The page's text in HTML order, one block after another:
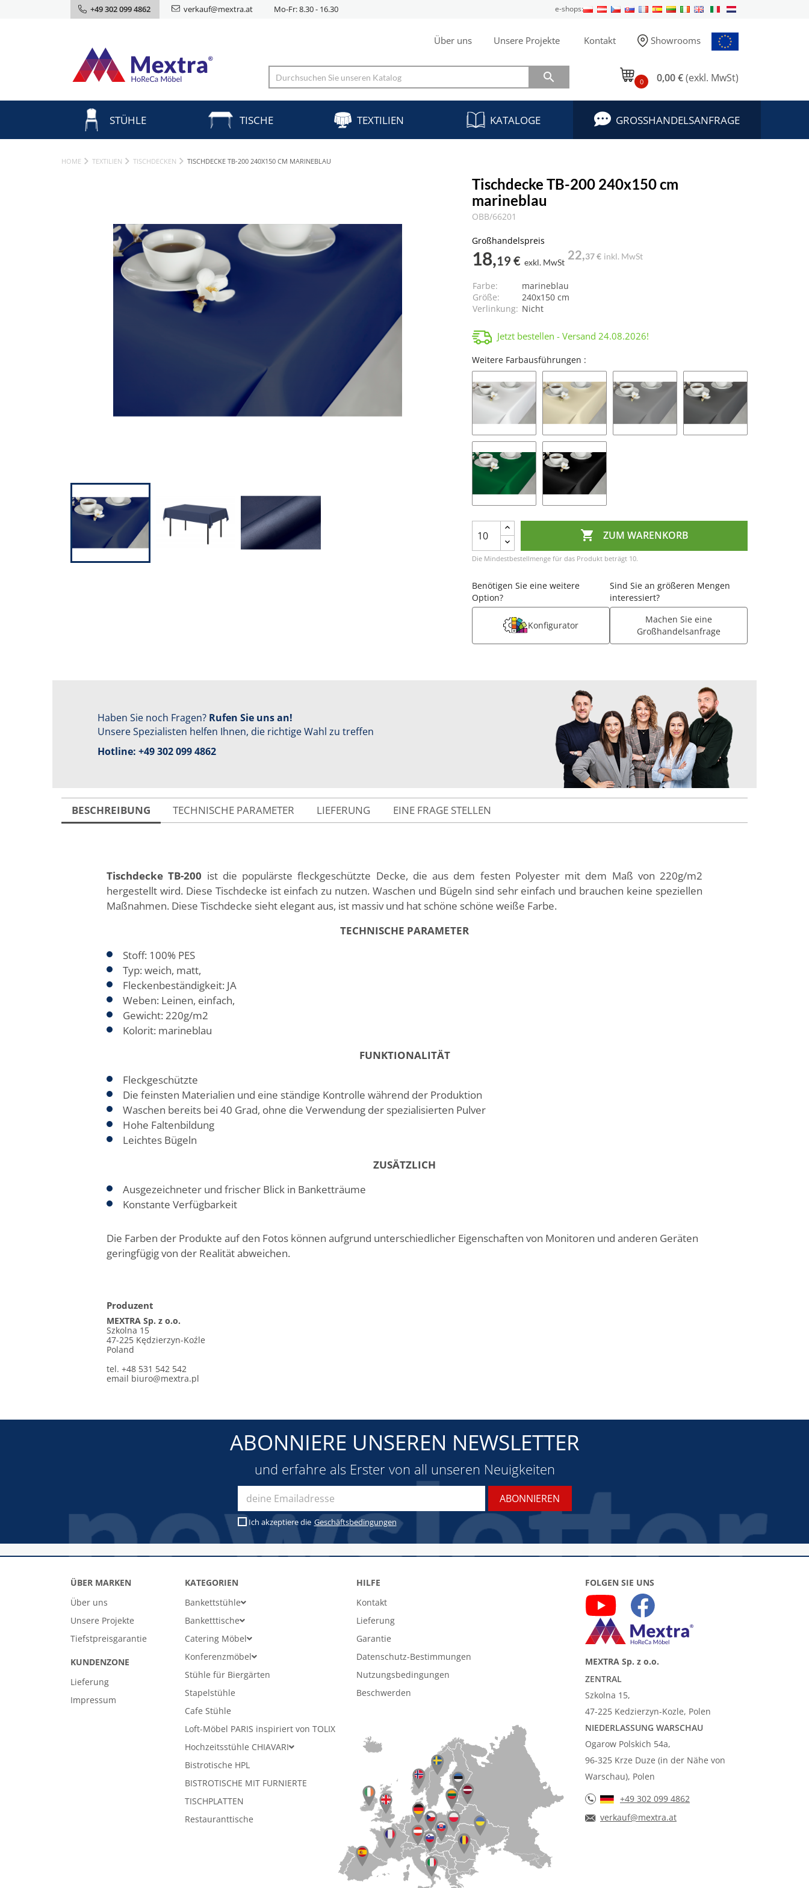
+49 302 099 4862 verkauf@mextra.at Mo-Fr: 8.30 - 16.30 e-shops:
Über uns Unsere Projekte Kontakt Showrooms
 0 0,00 €(exkl. MwSt)
STÜHLE TISCHE TEXTILIEN KATALOGE GROSSHANDELSANFRAGE
HOME TEXTILIEN TISCHDECKEN TISCHDECKE TB-200 240X150 CM MARINEBLAU
Tischdecke TB-200 240x150 cm
marineblau
OBB/66201
Großhandelspreis
18,19 € exkl. MwSt
22,37 € inkl. MwSt
Farbe:
marineblau
Größe:
240x150 cm
Verlinkung: Nicht
Jetzt bestellen - Versand24.08.2026!
Weitere Farbausführungen :
 ZUM WARENKORB
Die Mindestbestellmenge für das Produkt beträgt 10.
Benötigen Sie eine weitere
Option?
Konfigurator
Sind Sie an größeren Mengen
interessiert?
Machen Sie eine
Großhandelsanfrage
Haben Sie noch Fragen? Rufen Sie uns an!
Unsere Spezialisten helfen Ihnen, die richtige Wahl zu treffen
Hotline: +49 302 099 4862
BESCHREIBUNG TECHNISCHE PARAMETER LIEFERUNG EINE FRAGE STELLEN
Tischdecke TB-200 ist die populärste fleckgeschützte Decke, die aus dem festen Polyester mit dem Maß von 220g/m2
hergestellt wird. Diese Tischdecke ist einfach zu nutzen. Waschen und Bügeln sind sehr einfach und brauchen keine speziellen
Maßnahmen. Diese Tischdecke sieht elegant aus, ist massiv und hat schöne schöne weiße Farbe.
TECHNISCHE PARAMETER
Stoff: 100% PES
Typ: weich, matt,
Fleckenbeständigkeit: JA
Weben: Leinen, einfach,
Gewicht: 220g/m2
Kolorit: marineblau
FUNKTIONALITÄT
Fleckgeschützte
Die feinsten Materialien und eine ständige Kontrolle während der Produktion
Waschen bereits bei 40 Grad, ohne die Verwendung der spezialisierten Pulver
Hohe Faltenbildung
Leichtes Bügeln
ZUSÄTZLICH
Ausgezeichneter und frischer Blick in Banketträume
Konstante Verfügbarkeit
Die Farben der Produkte auf den Fotos können aufgrund unterschiedlicher Eigenschaften von Monitoren und anderen Geräten
geringfügig von der Realität abweichen.
Produzent
MEXTRA Sp. z o.o.
Szkolna 15
47-225 Kędzierzyn-Koźle
Poland
tel. +48 531 542 542
email biuro@mextra.pl
ABONNIERE UNSEREN NEWSLETTER
und erfahre als Erster von all unseren Neuigkeiten
Ich akzeptiere die Geschäftsbedingungen
ÜBER MARKEN
Über uns
Unsere Projekte
Tiefstpreisgarantie
KUNDENZONE
Lieferung
Impressum
KATEGORIEN
Bankettstühle
Banketttische
Catering Möbel
Konferenzmöbel
Stühle für Biergärten
Stapelstühle
Cafe Stühle
Loft-Möbel PARIS inspiriert von TOLIX
Hochzeitsstühle CHIAVARI
Bistrotische HPL
BISTROTISCHE MIT FURNIERTE
TISCHPLATTEN
Restauranttische
HILFE
Kontakt
Lieferung
Garantie
Datenschutz-Bestimmungen
Nutzungsbedingungen
Beschwerden
FOLGEN SIE UNS
MEXTRA Sp. z o.o.
ZENTRAL
Szkolna 15,
47-225 Kedzierzyn-Kozle, Polen
NIEDERLASSUNG WARSCHAU
Ogarow Polskich 54a,
96-325 Krze Duze (in der Nähe von
Warschau), Polen
+49 302 099 4862
verkauf@mextra.at